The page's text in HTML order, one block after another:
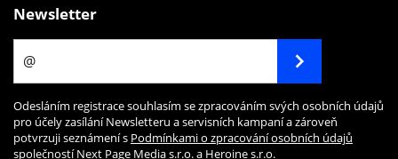
Newsletter
Odesláním registrace souhlasím se zpracováním svých osobních údajů
pro účely zasílání Newsletteru a servisních kampaní a zároveň
potvrzuji seznámení s Podmínkami o zpracování osobních údajů
společností Next Page Media s.r.o. a Heroine s.r.o.